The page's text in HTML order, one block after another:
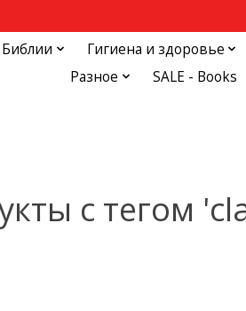
Библии Гигиена и здоровье
Разное
SALE - Books
с тегом